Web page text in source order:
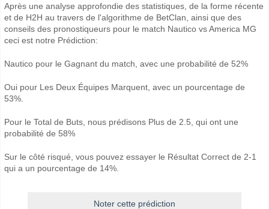
Après une analyse approfondie des statistiques, de la forme récente
et de H2H au travers de l'algorithme de BetClan, ainsi que des
conseils des pronostiqueurs pour le match Nautico vs America MG
ceci est notre Prédiction:
Nautico pour le Gagnant du match, avec une probabilité de 52%
Oui pour Les Deux Équipes Marquent, avec un pourcentage de
53%.
Pour le Total de Buts, nous prédisons Plus de 2.5, qui ont une
probabilité de 58%
Sur le côté risqué, vous pouvez essayer le Résultat Correct de 2-1
qui a un pourcentage de 14%.
Noter cette prédiction